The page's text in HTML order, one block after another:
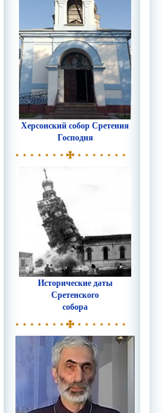
Херсонский собор Сретения
Господня
Исторические даты
Сретенского
собора